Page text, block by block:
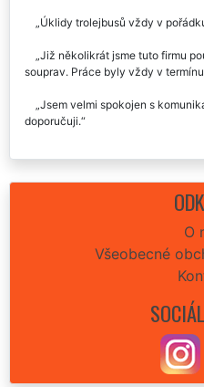
Úklidy trolejbusů vždy v
Již několikrát jsme tuto firmu
souprav. Práce byly vždy v
Jsem velmi spokojen s
doporučuji.
O
Všeobecné